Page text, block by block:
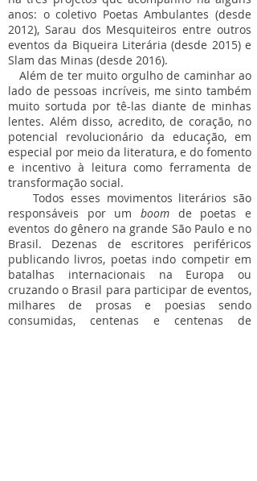
anos: o coletivo Poetas Ambulantes (desde
2012), Sarau dos Mesquiteiros entre outros
eventos da Biqueira Literária (desde 2015) e
Slam das Minas (desde 2016).
Além de ter muito orgulho de caminhar ao
lado de pessoas incríveis, me sinto também
muito sortuda por tê-las diante de minhas
lentes. Além disso, acredito, de coração, no
potencial revolucionário da educação, em
especial por meio da literatura, e do fomento
e incentivo à leitura como ferramenta de
transformação social.
Todos esses movimentos literários são
responsáveis por um boom de poetas e
eventos do gênero na grande São Paulo e no
Brasil. Dezenas de escritores periféricos
publicando livros, poetas indo competir em
batalhas internacionais na Europa ou
cruzando o Brasil para participar de eventos,
milhares de prosas e poesias sendo
consumidas, centenas e centenas de